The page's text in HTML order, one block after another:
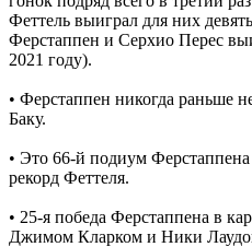
Феттель выиграл для них
Ферстаппен и Серхио Перес
2021 году).
• Ферстаппен никогда раньше
Баку.
• Это 66-й подиум
рекорд Феттеля.
• 25-я победа Ферстаппена в
Джимом Кларком и Ники